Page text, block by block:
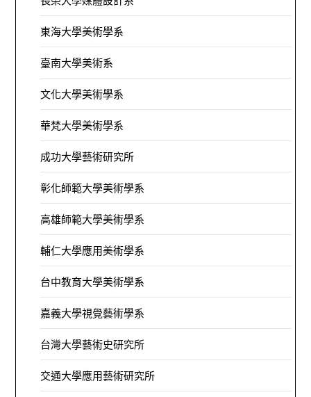
東海大學美術學系
臺南大學美術系
文化大學美術學系
華梵大學美術學系
成功大學藝術研究所
彰化師範大學美術學系
高雄師範大學美術學系
輔仁大學應用美術學系
台中教育大學美術學系
嘉義大學視覺藝術學系
台灣大學藝術史研究所
交通大學應用藝術研究所